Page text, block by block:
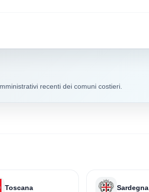
recenti dei comuni costieri.
Toscana Sardegna